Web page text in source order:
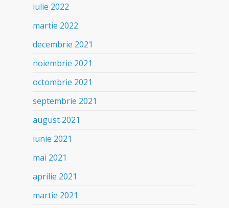
iulie 2022
martie 2022
decembrie 2021
noiembrie 2021
octombrie 2021
septembrie 2021
august 2021
iunie 2021
mai 2021
aprilie 2021
martie 2021